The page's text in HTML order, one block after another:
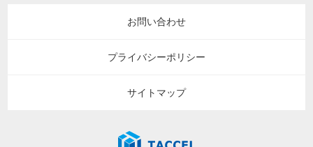
お問い合わせ
プライバシーポリシー
サイトマップ